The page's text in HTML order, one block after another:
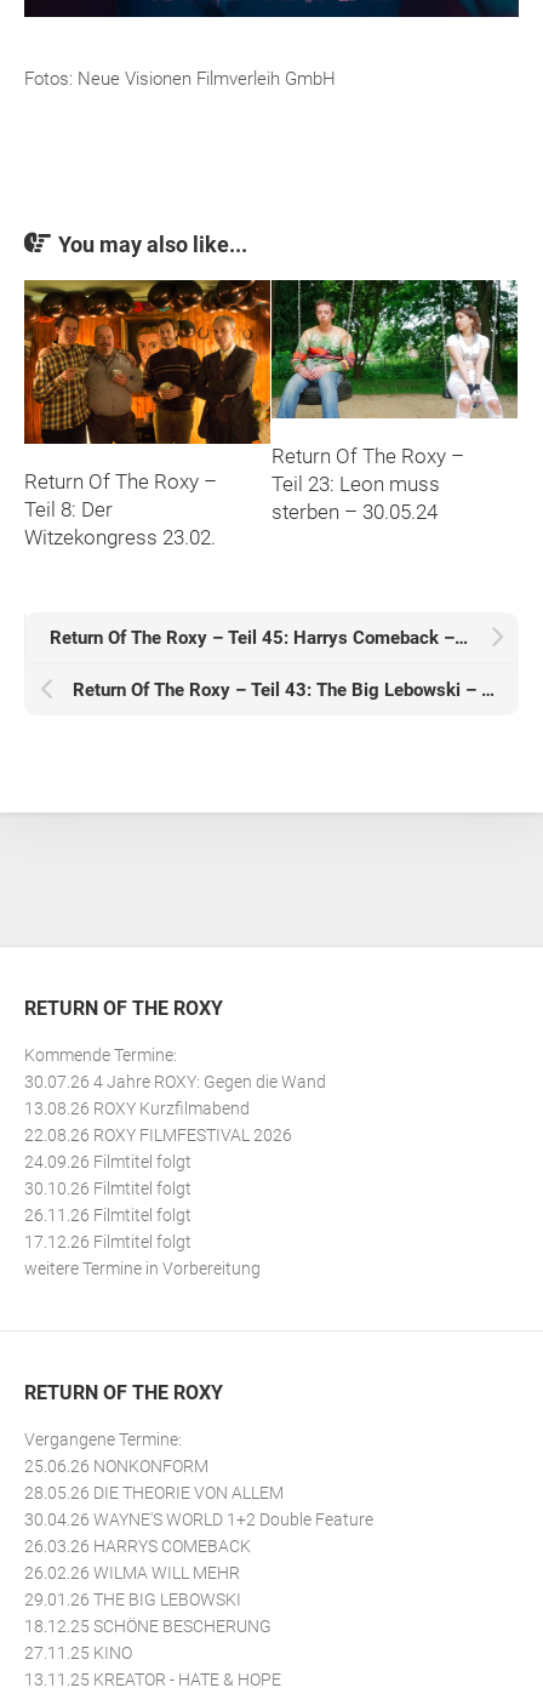
Fotos: Neue Visionen Filmverleih GmbH
You may also like...
Return Of The Roxy –
Teil 8: Der
Witzekongress 23.02.
Return Of The Roxy –
Teil 23: Leon muss
sterben – 30.05.24
Return Of The Roxy – Teil 45: Harrys Comeback – 26.03.26
Return Of The Roxy – Teil 43: The Big Lebowski – 29.01.26
RETURN OF THE ROXY
Kommende Termine:
30.07.26 4 Jahre ROXY: Gegen die Wand
13.08.26 ROXY Kurzfilmabend
22.08.26 ROXY FILMFESTIVAL 2026
24.09.26 Filmtitel folgt
30.10.26 Filmtitel folgt
26.11.26 Filmtitel folgt
17.12.26 Filmtitel folgt
weitere Termine in Vorbereitung
RETURN OF THE ROXY
Vergangene Termine:
25.06.26 NONKONFORM
28.05.26 DIE THEORIE VON ALLEM
30.04.26 WAYNE'S WORLD 1+2 Double Feature
26.03.26 HARRYS COMEBACK
26.02.26 WILMA WILL MEHR
29.01.26 THE BIG LEBOWSKI
18.12.25 SCHÖNE BESCHERUNG
27.11.25 KINO
13.11.25 KREATOR - HATE & HOPE